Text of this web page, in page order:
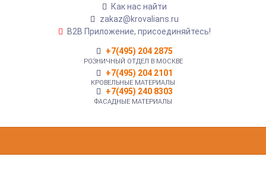
Как нас найти
zakaz@krovalians.ru
B2B Приложение, присоединяйтесь!
+7(495) 204 2875
РОЗНИЧНЫЙ ОТДЕЛ В МОСКВЕ
+7(495) 204 2101
КРОВЕЛЬНЫЕ МАТЕРИАЛЫ
+7(495) 240 8303
ФАСАДНЫЕ МАТЕРИАЛЫ